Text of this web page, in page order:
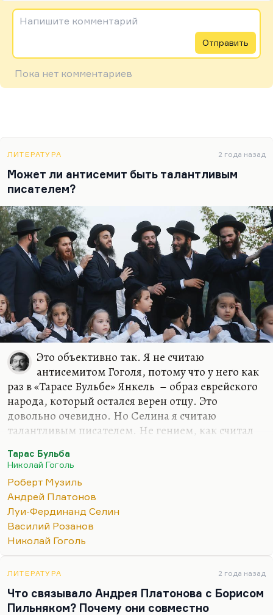
Напишите комментарий
Отправить
Пока нет комментариев
ЛИТЕРАТУРА 2 года назад
Может ли антисемит быть талантливым
писателем?
Это объективно так. Я не считаю
антисемитом Гоголя, потому что у него как
раз в «Тарасе Бульбе» Янкель – образ еврейского
народа, который остался верен отцу. Это
довольно очевидно. Но Селина я считаю
талантливым писателем. Не гением, как считал
отцом литературы ХХ века). Но я считаю Селина
писателем, хотя я прочел его довольно поздно –
кстати, по личной рекомендации того же
Нагибина. Мы встретились в «Вечернем клубе», я
его спросил о какой-то книге, и он сказал:
Селина это все чушь»
Платонова. Относительно Селина и Платонова я
это…
Тарас Бульба
Николай Гоголь
Роберт Музиль
Андрей Платонов
Луи-Фердинанд Селин
Василий Розанов
Николай Гоголь
ЛИТЕРАТУРА 2 года назад
Что связывало Андрея Платонова с Борисом
Пильняком? Почему они совместно